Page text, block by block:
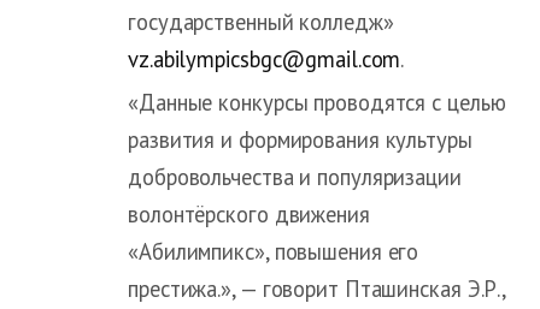
государственный колледж»
vz.abilympicsbgc@gmail.com.
«Данные конкурсы проводятся с целью
развития и формирования культуры
добровольчества и популяризации
волонтёрского движения
«Абилимпикс», повышения его
престижа.», — говорит Пташинская Э.Р.,